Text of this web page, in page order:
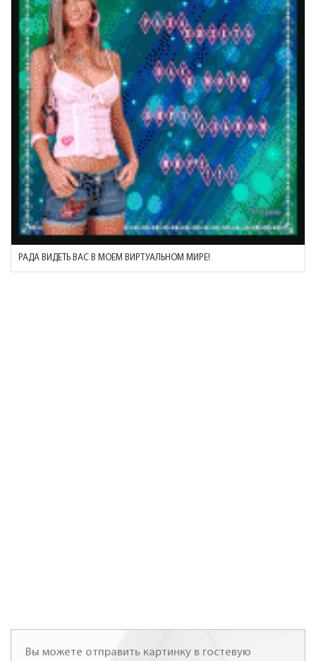
РАДА ВИДЕТЬ ВАС В МОЕМ ВИРТУАЛЬНОМ МИРЕ!
Вы можете отправить картинку в гостевую